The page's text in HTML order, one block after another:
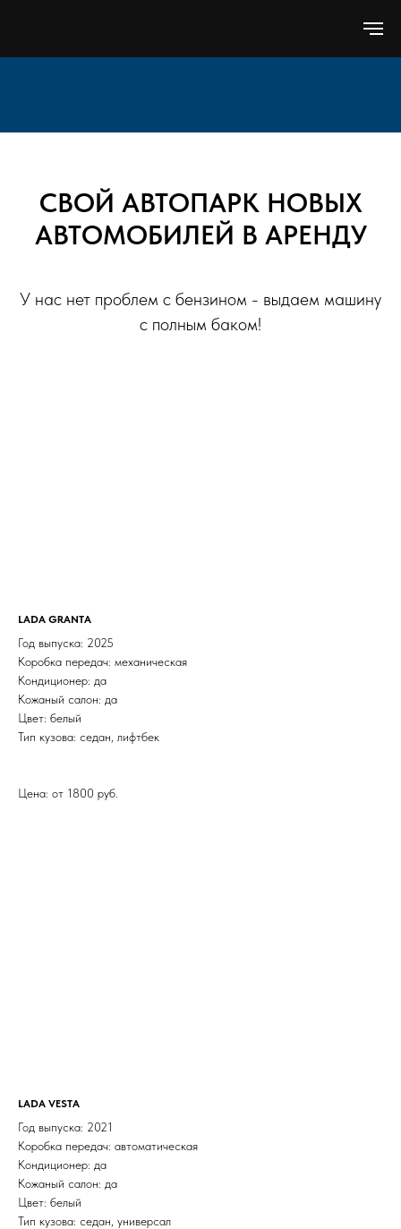
СВОЙ АВТОПАРК НОВЫХ
АВТОМОБИЛЕЙ В АРЕНДУ
У нас нет проблем с бензином - выдаем машину
с полным баком!
LADA GRANTA
Год выпуска: 2025
Коробка передач: механическая
Кондиционер: да
Кожаный салон: да
Цвет: белый
Тип кузова: седан, лифтбек
Цена: от 1800 руб.
LADA VESTA
Год выпуска: 2021
Коробка передач: автоматическая
Кондиционер: да
Кожаный салон: да
Цвет: белый
Тип кузова: седан, универсал